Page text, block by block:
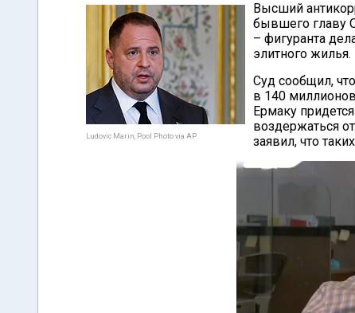
Ludovic Marin, Pool Photo via AP
Высший
бывшего главу
– фигуранта
элитного жилья.
Суд сообщил,
в 140
Ермаку
воздержаться
заявил, что